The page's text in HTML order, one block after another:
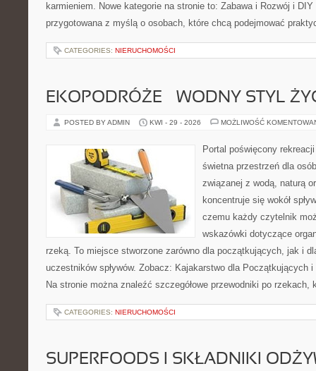
karmieniem. Nowe kategorie na stronie to: Zabawa i Rozwój i
przygotowana z myślą o osobach, które chcą podejmować
CATEGORIES: NIERUCHOMOŚCI
EKOPODRÓŻE – WODNY STYL
POSTED BY ADMIN KWI - 29 - 2026 MOŻLIWOŚĆ
Portal poświęcony
świetna przestrzeń dla
związanej z wodą, naturą
koncentruje się wokół
czemu każdy czytelnik
wskazówki dotyczące
rzeką. To miejsce stworzone zarówno dla początkujących, jak i
uczestników spływów. Zobacz: Kajakarstwo dla Początkujących
Na stronie można znaleźć szczegółowe przewodniki po
CATEGORIES: NIERUCHOMOŚCI
SUPERFOODS I SKŁADNIKI